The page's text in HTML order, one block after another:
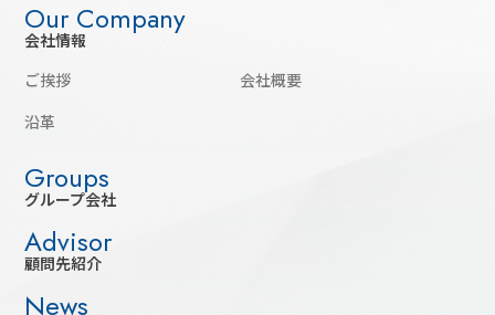
会社情報
ご挨拶
会社概要
沿革
グループ会社
顧問先紹介